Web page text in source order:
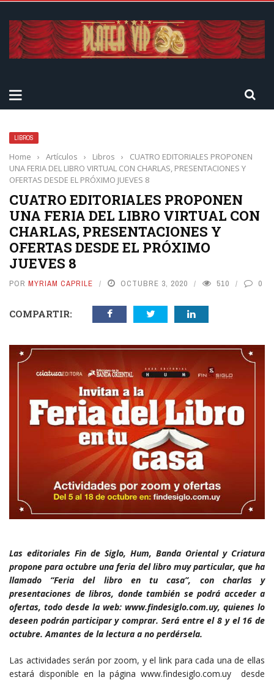
LIBROS
Home › Artículos › Libros ›
CUATRO EDITORIALES PROPONEN
UNA FERIA DEL LIBRO VIRTUAL CON CHARLAS, PRESENTACIONES Y
OFERTAS DESDE EL PRÓXIMO JUEVES 8
CUATRO EDITORIALES PROPONEN
UNA FERIA DEL LIBRO VIRTUAL CON
CHARLAS, PRESENTACIONES Y
OFERTAS DESDE EL PRÓXIMO
JUEVES 8
POR MYRIAM CAPRILE OCTUBRE 3, 2020 510 0
COMPARTIR:
Las editoriales Fin de Siglo, Hum, Banda Oriental y Criatura
propone para octubre una feria del libro muy particular, que ha
llamado “Feria del libro en tu casa”, con charlas y
presentaciones de libros, donde también se podrá acceder a
ofertas, todo desde la web: www.findesiglo.com.uy, quienes lo
deseen podrán participar y comprar. Será entre el 8 y el 16 de
octubre. Amantes de la lectura a no perdérsela.
Las actividades serán por zoom, y el link para cada una de ellas
estará disponible en la página www.findesiglo.com.uy desde